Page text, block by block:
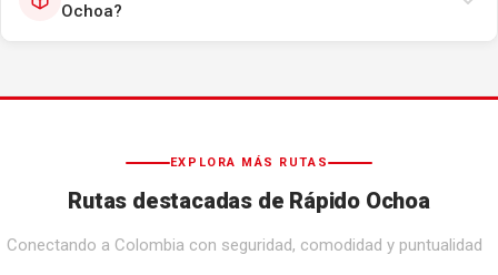
Ochoa?
EXPLORA MÁS RUTAS
Rutas destacadas de Rápido Ochoa
Conectando a Colombia con seguridad, comodidad y puntualidad